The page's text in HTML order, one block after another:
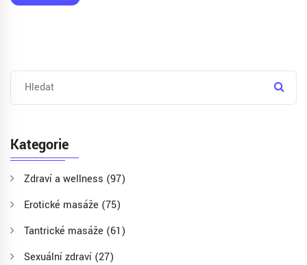
Kategorie
Zdraví a wellness (97)
Erotické masáže (75)
Tantrické masáže (61)
Sexuální zdraví (27)